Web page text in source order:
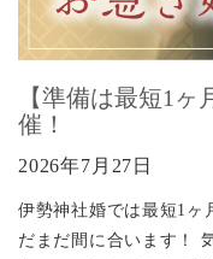
【準備は最短1
催！
2026年7月27日
伊勢神社婚では最短1ヶ
だまだ間に合います！